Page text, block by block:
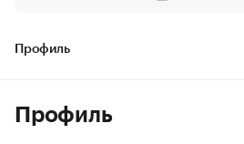
Профиль
Профиль